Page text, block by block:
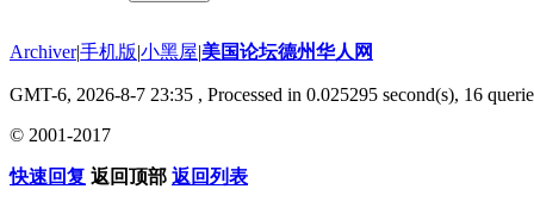
Archiver|手机版|小黑屋|美国论坛德州华人网
GMT-6, 2026-8-7 23:35 , Processed in 0.025295 second(s), 16
© 2001-2017
快速回复 返回顶部 返回列表